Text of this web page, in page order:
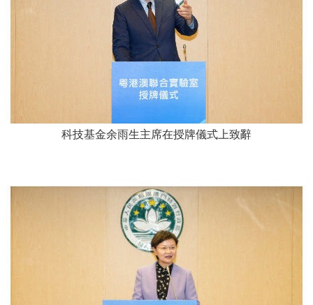
科技基金余雨生主席在授牌儀式上致辭